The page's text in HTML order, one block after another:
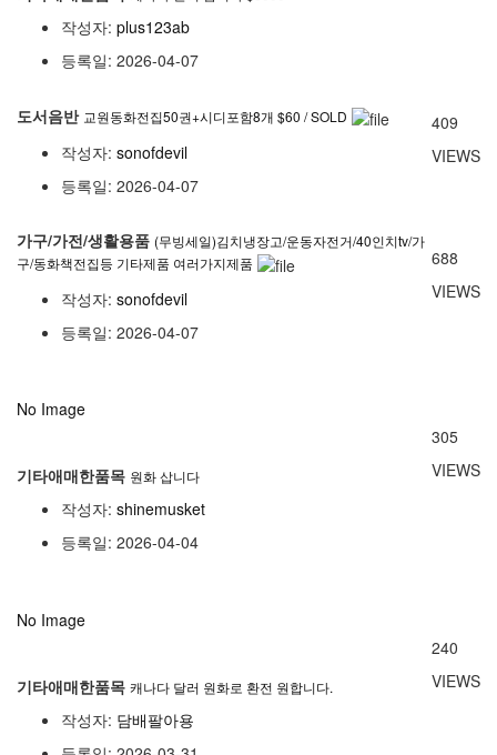
작성자: plus123ab
등록일: 2026-04-07
도서음반 교원동화전집50권+시디포함8개 $60 / SOLD
작성자: sonofdevil
등록일: 2026-04-07
409
VIEWS
가구/가전/생활용품 (무빙세일)김치냉장고/운동자전거/40인치tv/가
구/동화책전집등 기타제품 여러가지제품
작성자: sonofdevil
등록일: 2026-04-07
688
VIEWS
No Image
기타애매한품목 원화 삽니다
작성자: shinemusket
등록일: 2026-04-04
305
VIEWS
No Image
기타애매한품목 캐나다 달러 원화로 환전 원합니다.
작성자: 담배팔아용
240
VIEWS